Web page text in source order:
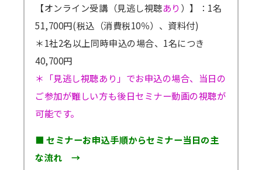
【オンライン受講（見逃し視聴あり ）】：1名
51,700円(税込（消費税10％）、資料付)
＊1社2名以上同時申込の場合、1名につき
40,700円
＊「見逃し視聴あり」でお申込の場合、当日の
ご参加が難しい方も後日セミナー動画の視聴が
可能です。
■ セミナーお申込手順からセミナー当日の主
な流れ →